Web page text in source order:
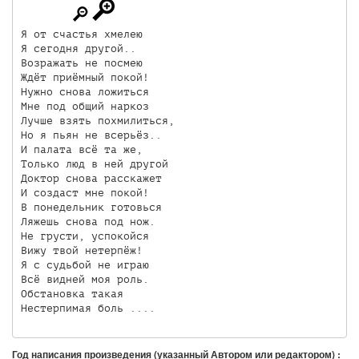
Я от счастья хмелею
Я сегодня другой..
Возражать не посмею
Ждёт приёмный покой!
Нужно снова ложиться
Мне под общий наркоз
Лучше взять похмилиться,
Но я пьян не всерьёз..
И палата всё та же,
Только люд в ней другой
Доктор снова расскажет
И создаст мне покой!
В понедельник готовься
Ляжешь снова под нож.
Не грусти, успокойся
Вижу твой нетерпёж!
Я с судьбой не играю
Всё видней моя роль.
Обстановка такая
Нестерпимая боль ....
Год написания произведения (указанный Автором или редактором) :